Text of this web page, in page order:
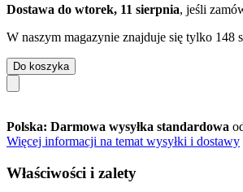
Dostawa do wtorek, 11 sierpnia, jeśli
W naszym magazynie znajduje się tylko 148
Do koszyka
Polska: Darmowa wysyłka standardowa
Więcej informacji na temat wysyłki i dostawy
Właściwości i zalety